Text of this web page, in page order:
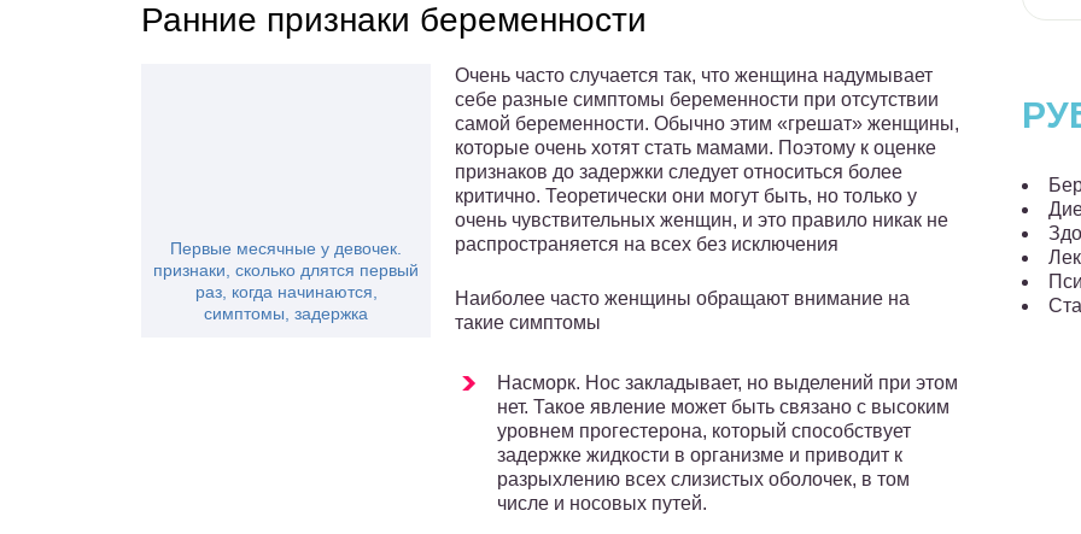
Ранние признаки беременности
Первые месячные у девочек.
признаки, сколько длятся первый
раз, когда начинаются,
симптомы, задержка
Очень часто случается так, что женщина надумывает
себе разные симптомы беременности при отсутствии
самой беременности. Обычно этим «грешат» женщины,
которые очень хотят стать мамами. Поэтому к оценке
признаков до задержки следует относиться более
критично. Теоретически они могут быть, но только у
очень чувствительных женщин, и это правило никак не
распространяется на всех без исключения
Наиболее часто женщины обращают внимание на
такие симптомы
Насморк. Нос закладывает, но выделений при этом
нет. Такое явление может быть связано с высоким
уровнем прогестерона, который способствует
задержке жидкости в организме и приводит к
разрыхлению всех слизистых оболочек, в том
числе и носовых путей.